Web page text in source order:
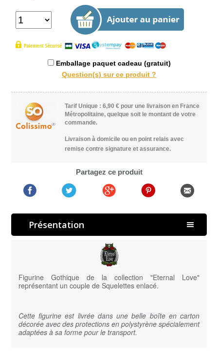
Emballage paquet cadeau (gratuit)
Tarif Unique : 6,90 € pour une livraison en France
Métropolitaine, quelque soit le montant de votre
commande.
Livraison à domicile ou en point relais avec
remise contre signature et assurance.
Partagez ce produit
Présentation
Figurine Gothique de la collection "Eternal Love"
représentant un couple de Squelettes enlacé.
Cette figurine est livrée dans une belle boîte en carton
décorée avec des protections en polystyrène spécialement
adaptées à sa forme pour le transport.